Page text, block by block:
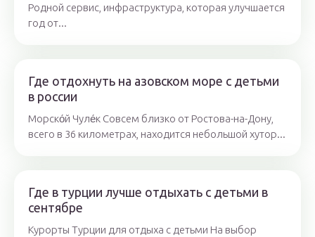
Родной сервис, инфраструктура, которая улучшается
год от...
Где отдохнуть на азовском море с детьми
в россии
Морско́й Чуле́к Совсем близко от Ростова-на-Дону,
всего в 36 километрах, находится небольшой хутор...
Где в турции лучше отдыхать с детьми в
сентябре
Курорты Турции для отдыха с детьми На выбор